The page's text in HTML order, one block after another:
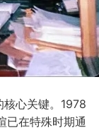
心关键。1978
已在特殊时期通